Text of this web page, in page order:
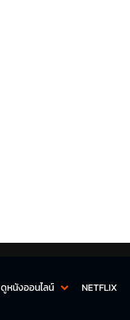
ดูหนังออนไลน์ NETFLIX